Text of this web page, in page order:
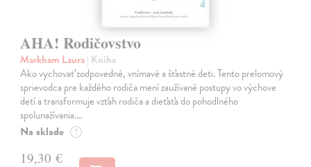
AHA! Rodičovstvo
Markham Laura| Kniha
Ako vychovať zodpovedné, vnímavé a šťastné deti. Tento prelomový
sprievodca pre každého rodiča mení zaužívané postupy vo výchove
detí a transformuje vzťah rodiča a dieťaťa do pohodlného
spolunažívania.…
Na sklade ?
19,30 €